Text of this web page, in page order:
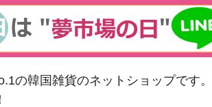
の韓国雑貨のネットショップです。